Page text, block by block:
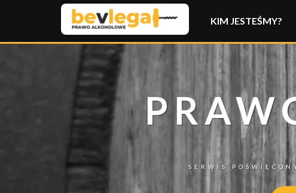
KIM JESTEŚMY?